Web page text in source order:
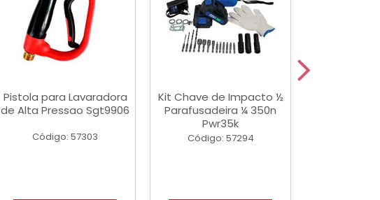
Pistola para Lavaradora
de Alta Pressao Sgt9906
Código: 57303
Kit Chave de Impacto ½
Parafusadeira ¼ 350n
Pwr35k
Código: 57294